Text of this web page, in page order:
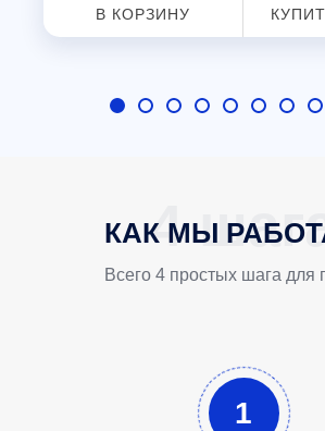
В КОРЗИНУ
КАК МЫ
Всего 4 простых шага для
1